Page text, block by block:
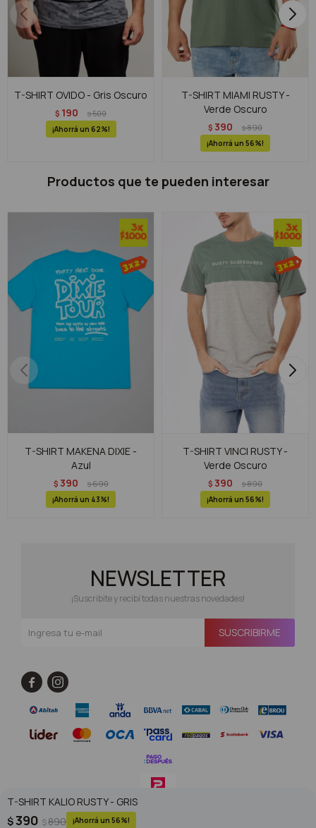
T-SHIRT KALIO RUSTY - GRIS
$390 $890 56
T-SHIRT OVIDO - Gris Oscuro
$ 190 $500
62
T-SHIRT MIAMI RUSTY -
Verde Oscuro
$ 390 $890
56
Productos que te pueden interesar
T-SHIRT MAKENA DIXIE -
Azul
$ 390 $690
43
T-SHIRT VINCI RUSTY -
Verde Oscuro
$ 390 $890
56
NEWSLETTER
¡Suscribite y recibí todas nuestras novedades!
SUSCRIBIRME
 
© Copyright 2026 / Superoutlet / FORTER S.A Rut 213720560017